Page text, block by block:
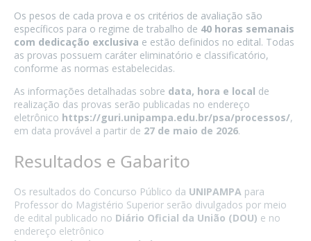
Os pesos de cada prova e os critérios de avaliação são
específicos para o regime de trabalho de 40 horas semanais
com dedicação exclusiva e estão definidos no edital. Todas
as provas possuem caráter eliminatório e classificatório,
conforme as normas estabelecidas.
As informações detalhadas sobre data, hora e local de
realização das provas serão publicadas no endereço
eletrônico https://guri.unipampa.edu.br/psa/processos/,
em data provável a partir de 27 de maio de 2026.
Resultados e Gabarito
Os resultados do Concurso Público da UNIPAMPA para
Professor do Magistério Superior serão divulgados por meio
de edital publicado no Diário Oficial da União (DOU) e no
endereço eletrônico